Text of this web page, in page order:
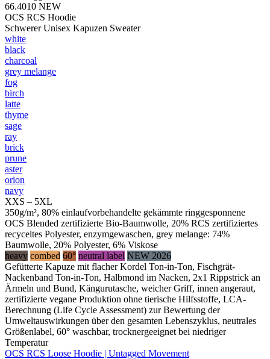
66.4010 NEW
OCS RCS Hoodie
Schwerer Unisex Kapuzen Sweater
white
black
charcoal
grey melange
fog
birch
latte
thyme
sage
ray
brick
prune
aster
orion
navy
XXS – 5XL
350g/m², 80% einlaufvorbehandelte gekämmte ringgesponnene
OCS Blended zertifizierte Bio-Baumwolle, 20% RCS zertifiziertes
recyceltes Polyester, enzymgewaschen, grey melange: 74%
Baumwolle, 20% Polyester, 6% Viskose
heavy combed 60° neutral label NEW 2026
Gefütterte Kapuze mit flacher Kordel Ton-in-Ton, Fischgrät-
Nackenband Ton-in-Ton, Halbmond im Nacken, 2x1 Rippstrick an
Ärmeln und Bund, Kängurutasche, weicher Griff, innen angeraut,
zertifizierte vegane Produktion ohne tierische Hilfsstoffe, LCA-
Berechnung (Life Cycle Assessment) zur Bewertung der
Umweltauswirkungen über den gesamten Lebenszyklus, neutrales
Größenlabel, 60° waschbar, trocknergeeignet bei niedriger
Temperatur
OCS RCS Loose Hoodie | Untagged Movement